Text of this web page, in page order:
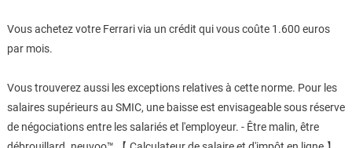
Vous achetez votre Ferrari via un crédit qui vous coûte 1.600 euros
par mois.
Vous trouverez aussi les exceptions relatives à cette norme. Pour les
salaires supérieurs au SMIC, une baisse est envisageable sous réserve
de négociations entre les salariés et l'employeur. - Être malin, être